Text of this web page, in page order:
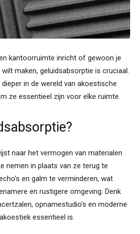
kantoorruimte inricht of gewoon je
maken, geluidsabsorptie is cruciaal.
in de wereld van akoestische
ze essentieel zijn voor elke ruimte.
naar het vermogen van materialen
nemen in plaats van ze terug te
en galm te verminderen, wat
en rustigere omgeving. Denk
opnamestudio’s en moderne
essentieel is.